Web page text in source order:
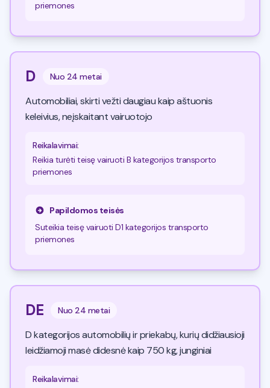
priemones
D Nuo 24 metai
Automobiliai, skirti vežti daugiau kaip aštuonis
keleivius, neįskaitant vairuotojo
Reikalavimai:
Reikia turėti teisę vairuoti B kategorijos transporto
priemones
Papildomos teisės
Suteikia teisę vairuoti D1 kategorijos transporto
priemones
DE Nuo 24 metai
D kategorijos automobilių ir priekabų, kurių didžiausioji
leidžiamoji masė didesnė kaip 750 kg, junginiai
Reikalavimai: